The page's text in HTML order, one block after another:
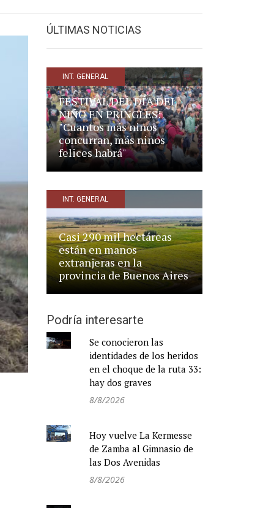
ÚLTIMAS NOTICIAS
INT. GENERAL
FESTIVAL DEL DÍA DEL
NIÑO EN PRINGLES:
"Cuantos más niños
concurran, más niños
felices habrá"
INT. GENERAL
Casi 290 mil hectáreas
están en manos
extranjeras en la
provincia de Buenos Aires
Podría interesarte
Se conocieron las
identidades de los heridos
en el choque de la ruta 33:
hay dos graves
8/8/2026
Hoy vuelve La Kermesse
de Zamba al Gimnasio de
las Dos Avenidas
8/8/2026